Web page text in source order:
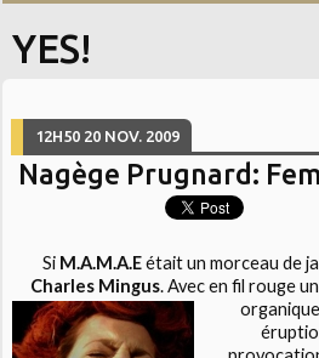
YES!
12H50 20 NOV. 2009
Nagège Prugnard:
Si M.A.M.A.Eétait un morceau de
Charles Mingus. Avec en fil rouge